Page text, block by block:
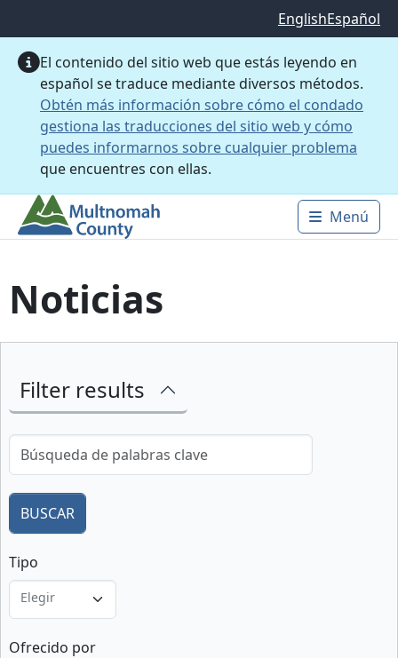
EnglishEspañol
El contenido del sitio web que estás leyendo en
español se traduce mediante diversos métodos.
Obtén más información sobre cómo el condado
gestiona las traducciones del sitio web y cómo
puedes informarnos sobre cualquier problema
que encuentres con ellas.
Main
Menú
Noticias
Filter results
Tipo
Elegir
Ofrecido por